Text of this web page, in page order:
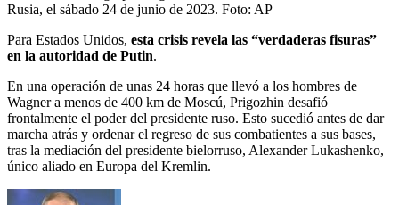
Rusia, el sábado 24 de junio de 2023. Foto: AP
Para Estados Unidos, esta crisis revela las “verdaderas fisuras”
en la autoridad de Putin.
En una operación de unas 24 horas que llevó a los hombres de
Wagner a menos de 400 km de Moscú, Prigozhin desafió
frontalmente el poder del presidente ruso. Esto sucedió antes de dar
marcha atrás y ordenar el regreso de sus combatientes a sus bases,
tras la mediación del presidente bielorruso, Alexander Lukashenko,
único aliado en Europa del Kremlin.